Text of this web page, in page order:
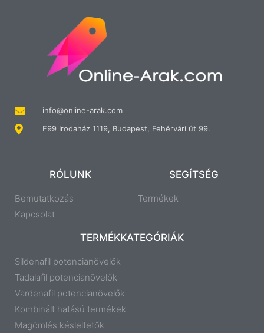
info@online-arak.com
F99 Irodaház 1119, Budapest, Fehérvári út 99.
RÓLUNK
Bemutatkozás
Kapcsolat
SEGÍTSÉG
Termékek
TERMÉKKATEGÓRIÁK
Sildenafil potencianövelők
Tadalafil potencianövelők
Vardenafil potencianövelők
Kombinált hatású termékek
Magömlés késleltetők